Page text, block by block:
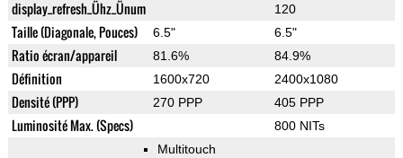
display_refresh_Ühz_Ünum 120
Taille (Diagonale, Pouces) 6.5" 6.5"
Ratio écran/appareil 81.6% 84.9%
Définition 1600x720 2400x1080
Densité (PPP) 270 PPP 405 PPP
Luminosité Max. (Specs) 800 NITs
Multitouch